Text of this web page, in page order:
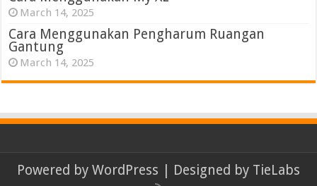
March 14, 2025
Cara Menggunakan Pengharum Ruangan
Gantung
March 14, 2025
Powered by WordPress | Designed by TieLabs